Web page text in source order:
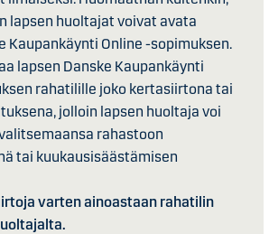
lapsen huoltajat voivat avata
Kaupankäynti Online -sopimuksen.
lapsen Danske Kaupankäynti
rahatilille joko kertasiirtona tai
jolloin lapsen huoltaja voi
rahastoon
tai kuukausisäästämisen
varten ainoastaan rahatilin